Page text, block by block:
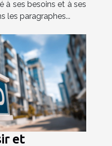
à ses besoins et à ses
les paragraphes...
et